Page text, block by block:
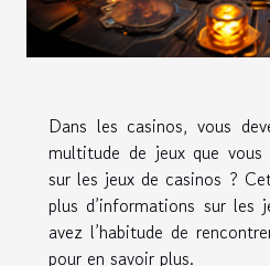
Dans les casinos, vous
multitude de jeux que
sur les jeux de casinos ?
plus d’informations sur
avez l’habitude de
pour en savoir plus.